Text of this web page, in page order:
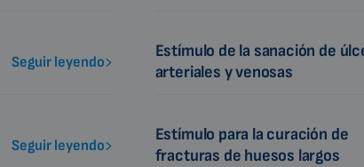
Seguir leyendo
Estímulo de la sanación de
arteriales y venosas
Seguir leyendo
Estímulo para la curación de
fracturas de huesos largos